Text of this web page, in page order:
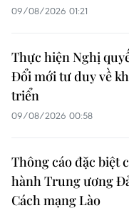
09/08/2026 01:21
Thực hiện Nghị
Đổi mới tư duy về
triển
09/08/2026 00:58
Thông cáo đặc biệt
hành Trung ương
Cách mạng Lào